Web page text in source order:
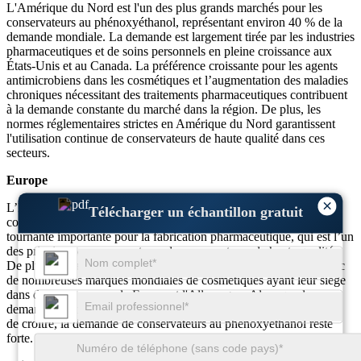
×
Télécharger un échantillon gratuit
L'Amérique du Nord est l'un des plus grands marchés pour les
conservateurs au phénoxyéthanol, représentant environ 40 % de la
demande mondiale. La demande est largement tirée par les industries
pharmaceutiques et de soins personnels en pleine croissance aux
États-Unis et au Canada. La préférence croissante pour les agents
antimicrobiens dans les cosmétiques et l’augmentation des maladies
chroniques nécessitant des traitements pharmaceutiques contribuent
à la demande constante du marché dans la région. De plus, les
normes réglementaires strictes en Amérique du Nord garantissent
l'utilisation continue de conservateurs de haute qualité dans ces
secteurs.
Europe
L’Europe détient environ 30 % de la part de marché mondiale des
conservateurs au phénoxyéthanol. La région est une plaque
tournante importante pour la fabrication pharmaceutique, qui est l’un
des principaux consommateurs de conservateurs de haute qualité.
De plus, le marché des cosmétiques en Europe est bien établi, avec
de nombreuses marques mondiales de cosmétiques ayant leur siège
dans des pays comme la France et l'Allemagne. Alors que la
demande de produits de soins personnels sûrs et durables continue
de croître, la demande de conservateurs au phénoxyéthanol reste
forte.